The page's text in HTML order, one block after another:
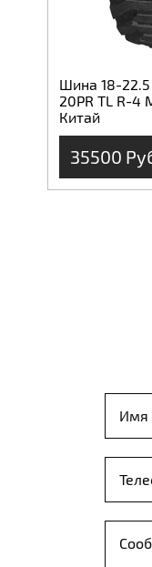
Шина 18-
20PR TL R-4
Китай
35500